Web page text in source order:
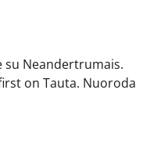
su Neandertrumais.
on Tauta. Nuoroda